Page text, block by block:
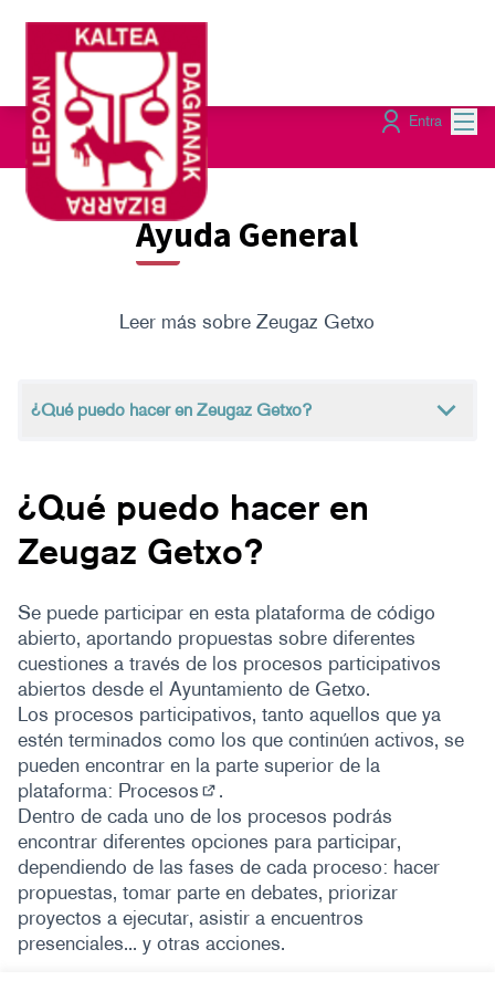
Entra
Ayuda General
Leer más sobre Zeugaz Getxo
¿Qué puedo hacer en Zeugaz Getxo?
¿Qué puedo hacer en
Zeugaz Getxo?
Se puede participar en esta plataforma de código
abierto, aportando propuestas sobre diferentes
cuestiones a través de los procesos participativos
abiertos desde el Ayuntamiento de Getxo.
Los procesos participativos, tanto aquellos que ya
estén terminados como los que continúen activos, se
pueden encontrar en la parte superior de la
plataforma: Procesos
(Abrir en una pestaña nueva)
.
Dentro de cada uno de los procesos podrás
encontrar diferentes opciones para participar,
dependiendo de las fases de cada proceso: hacer
propuestas, tomar parte en debates, priorizar
proyectos a ejecutar, asistir a encuentros
presenciales... y otras acciones.